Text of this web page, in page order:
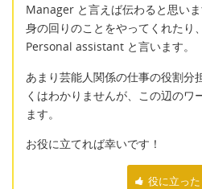
Manager と言えば伝わると思いま
身の回りのことをやってくれたり
Personal assistant と言います。
あまり芸能人関係の仕事の役割分
くはわかりませんが、この辺のワ
ます。
お役に立てれば幸いです！
役に立った